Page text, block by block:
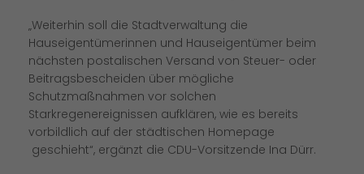
Weiterhin soll die Stadtverwaltung die
Hauseigentümerinnen und Hauseigentümer beim
nächsten postalischen Versand von Steuer- oder
Beitragsbescheiden über mögliche
Schutzmaßnahmen vor solchen
Starkregenereignissen aufklären, wie es bereits
vorbildlich auf der städtischen Homepage
geschieht“, ergänzt die CDU-Vorsitzende Ina Dürr.